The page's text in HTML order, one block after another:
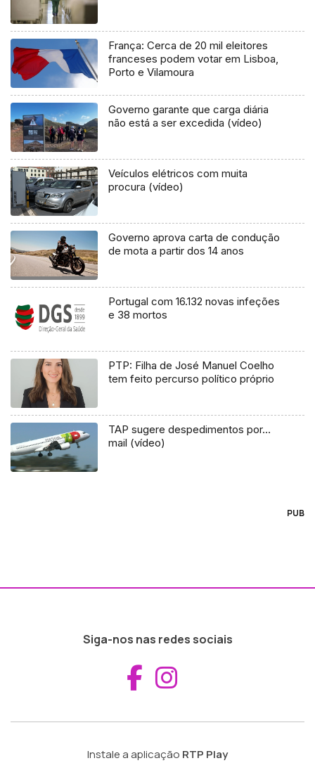
França: Cerca de 20 mil eleitores
franceses podem votar em Lisboa,
Porto e Vilamoura
Governo garante que carga diária
não está a ser excedida (vídeo)
Veículos elétricos com muita
procura (vídeo)
Governo aprova carta de condução
de mota a partir dos 14 anos
Portugal com 16.132 novas infeções
e 38 mortos
PTP: Filha de José Manuel Coelho
tem feito percurso político próprio
TAP sugere despedimentos por…
mail (vídeo)
PUB
Siga-nos nas redes sociais
Aceder ao
Instale a aplicação RTP Play